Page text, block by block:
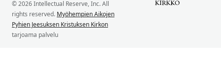
© 2026 Intellectual Reserve, Inc. All
rights reserved. Myöhempien Aikojen
Pyhien Jeesuksen Kristuksen Kirkon
tarjoama palvelu